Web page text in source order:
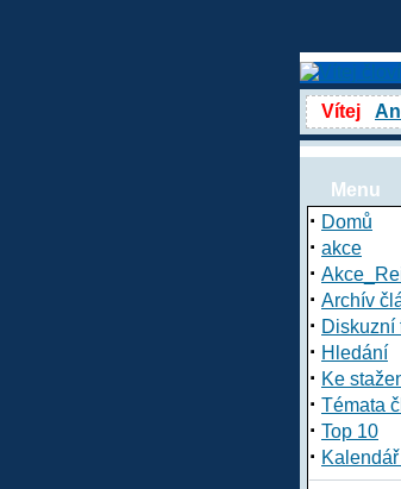
Vítej
Menu
· Domů
· akce
·
· Archív
· Diskuzní
· Hledání
· Ke
· Témata
· Top 10
·